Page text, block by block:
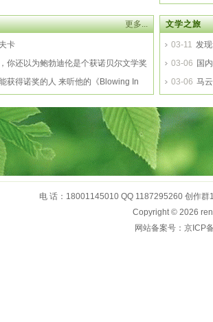
更多...
卡
你还以为鲍勃迪伦是个获诺贝尔文学奖
获得诺奖的人 来听他的《Blowing In
文学之旅
03-11 发
03-06 国
03-06 马
电 话：18001145010 QQ 1187295260 创作
Copyright © 2026
网站备案号：京ICP